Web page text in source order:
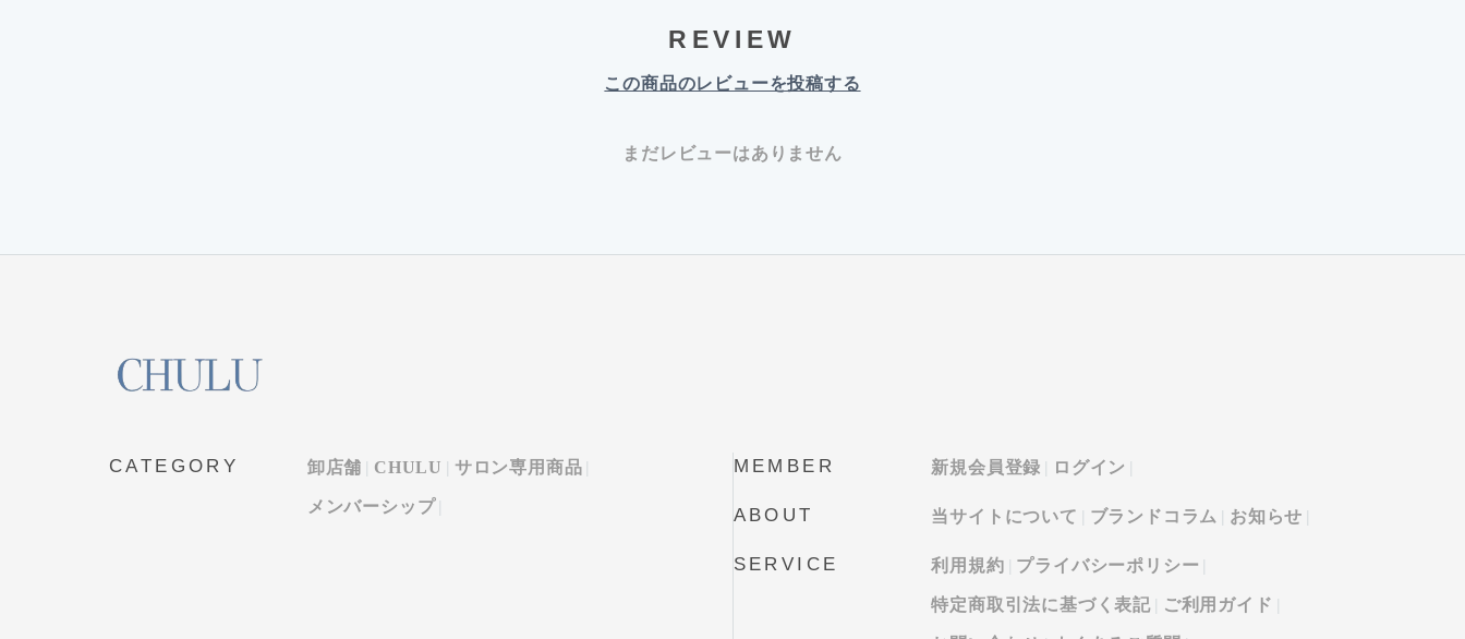
REVIEW
この商品のレビューを投稿する
まだレビューはありません
CATEGORY 卸店舗 CHULU サロン専用商品
メンバーシップ
MEMBER 新規会員登録 ログイン
ABOUT 当サイトについて ブランドコラム お知らせ
SERVICE 利用規約 プライバシーポリシー
特定商取引法に基づく表記 ご利用ガイド